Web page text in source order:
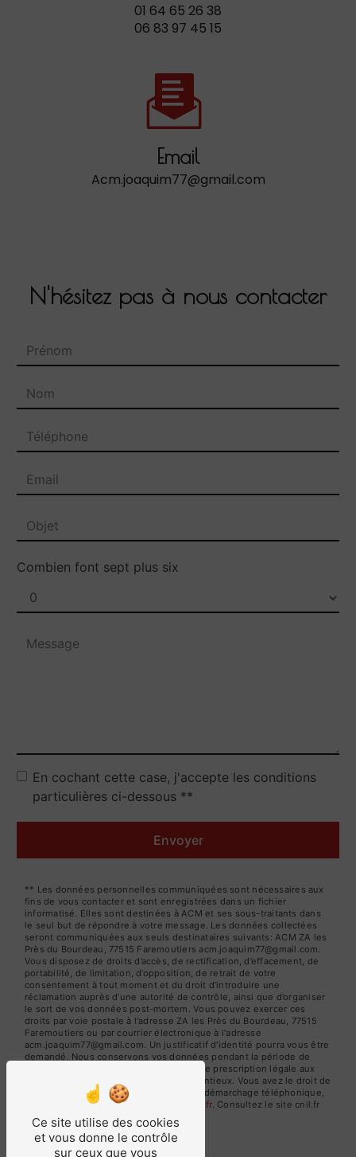
01 64 65 26 38
06 83 97 45 15
Email
acm.joaquim77@gmail.com
N'hésitez pas à nous contacter
Combien font sept plus six
En cochant cette case, j'accepte les conditions
particulières ci-dessous **
Envoyer
** Les données personnelles communiquées sont nécessaires aux
fins de vous contacter et sont enregistrées dans un fichier
informatisé. Elles sont destinées à ACM et ses sous-traitants dans
le seul but de répondre à votre message. Les données collectées
seront communiquées aux seuls destinataires suivants: ACM ZA les
Près du Bourdeau, 77515 Faremoutiers acm.joaquim77@gmail.com.
Vous disposez de droits d’accès, de rectification, d’effacement, de
portabilité, de limitation, d’opposition, de retrait de votre
consentement à tout moment et du droit d’introduire une
réclamation auprès d’une autorité de contrôle, ainsi que d’organiser
le sort de vos données post-mortem. Vous pouvez exercer ces
droits par voie postale à l'adresse ZA les Près du Bourdeau, 77515
Faremoutiers ou par courrier électronique à l'adresse
acm.joaquim77@gmail.com. Un justificatif d'identité pourra vous être
demandé. Nous conservons vos données pendant la période de
prise de contact puis pendant la durée de prescription légale aux
fins probatoires et de gestion des contentieux. Vous avez le droit de
vous inscrire sur la liste d'opposition au démarchage téléphonique,
disponible à cette adresse:
Bloctel.gouv.fr. Consultez le site cnil.fr
pour plus d’informations sur vos droits.
Ce site utilise des cookies
et vous donne le contrôle
sur ceux que vous